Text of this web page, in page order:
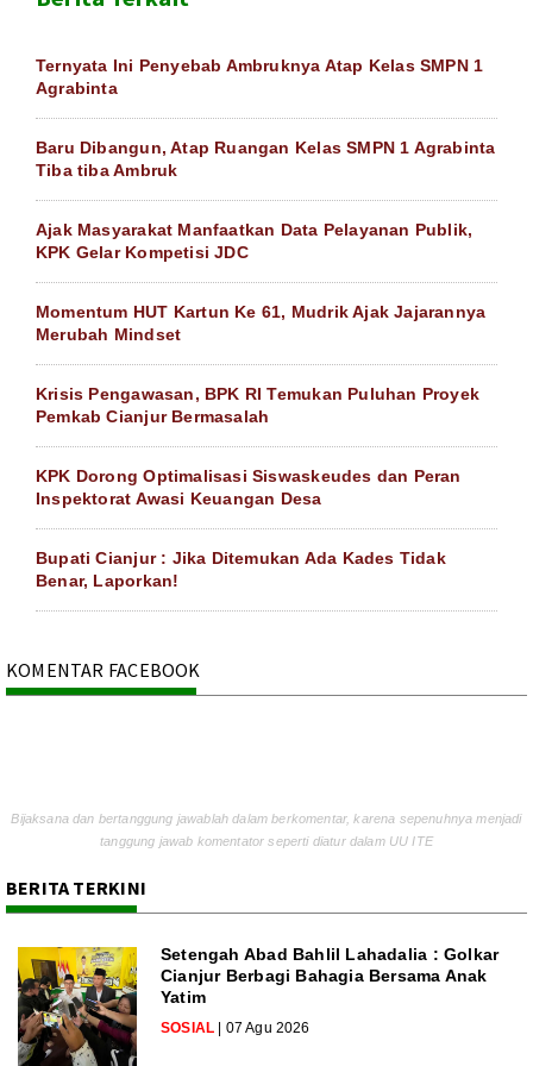
Ternyata Ini Penyebab Ambruknya Atap Kelas SMPN 1
Agrabinta
Baru Dibangun, Atap Ruangan Kelas SMPN 1 Agrabinta
Tiba tiba Ambruk
Ajak Masyarakat Manfaatkan Data Pelayanan Publik,
KPK Gelar Kompetisi JDC
Momentum HUT Kartun Ke 61, Mudrik Ajak Jajarannya
Merubah Mindset
Krisis Pengawasan, BPK RI Temukan Puluhan Proyek
Pemkab Cianjur Bermasalah
KPK Dorong Optimalisasi Siswaskeudes dan Peran
Inspektorat Awasi Keuangan Desa
Bupati Cianjur : Jika Ditemukan Ada Kades Tidak
Benar, Laporkan!
KOMENTAR FACEBOOK
Bijaksana dan bertanggung jawablah dalam berkomentar, karena sepenuhnya menjadi
tanggung jawab komentator seperti diatur dalam UU ITE
BERITA TERKINI
Setengah Abad Bahlil Lahadalia : Golkar
Cianjur Berbagi Bahagia Bersama Anak
Yatim
SOSIAL | 07 Agu 2026